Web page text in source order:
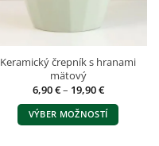
Keramický črepník s hranami
mätový
6,90€– 19,90€Price
6,90 €
through
19,90 €
VÝBER MOŽNOSTÍ